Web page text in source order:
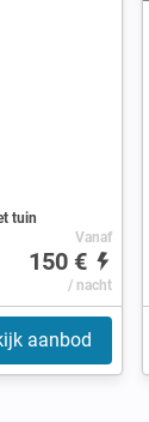
tuin
Vanaf
150 €
/ nacht
aanbod